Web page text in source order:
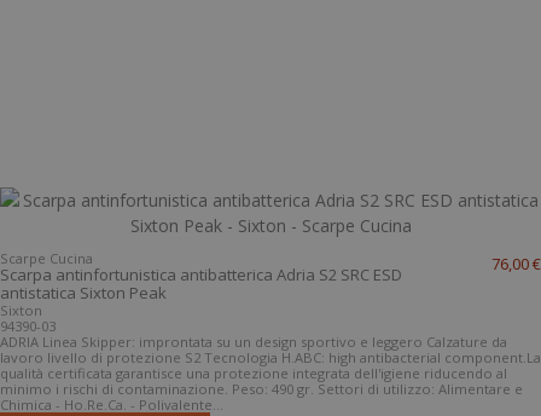
Scarpe Cucina
Scarpa antinfortunistica antibatterica Adria S2 SRC ESD
antistatica Sixton Peak
Sixton
94390-03
76,00 €
ADRIA Linea Skipper: improntata su un design sportivo e leggero Calzature da
lavoro livello di protezione S2 Tecnologia H.ABC: high antibacterial component.La
qualità certificata garantisce una protezione integrata dell'igiene riducendo al
minimo i rischi di contaminazione. Peso: 490 gr. Settori di utilizzo: Alimentare e
Chimica - Ho.Re.Ca. - Polivalente...